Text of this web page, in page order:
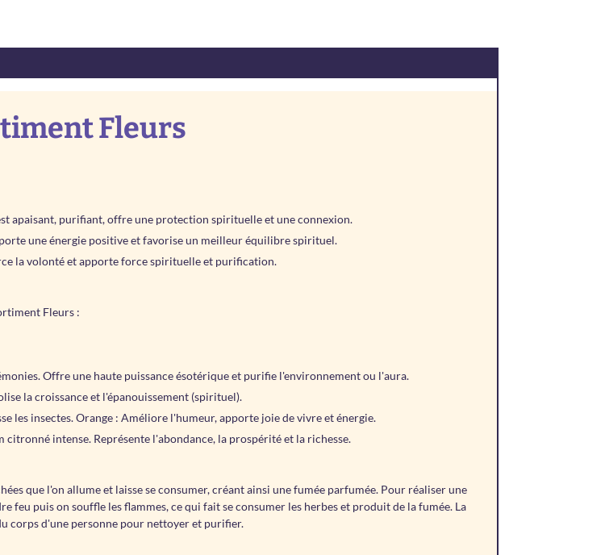
Fleurs
apaisant, purifiant, offre une protection spirituelle et une connexion.
une énergie positive et favorise un meilleur équilibre spirituel.
la volonté et apporte force spirituelle et purification.
Fleurs :
Offre une haute puissance ésotérique et purifie l'environnement ou l'aura.
la croissance et l'épanouissement (spirituel).
insectes. Orange : Améliore l'humeur, apporte joie de vivre et énergie.
intense. Représente l'abondance, la prospérité et la richesse.
que l'on allume et laisse se consumer, créant ainsi une fumée parfumée. Pour réaliser une
feu puis on souffle les flammes, ce qui fait se consumer les herbes et produit de la fumée. La
corps d'une personne pour nettoyer et purifier.